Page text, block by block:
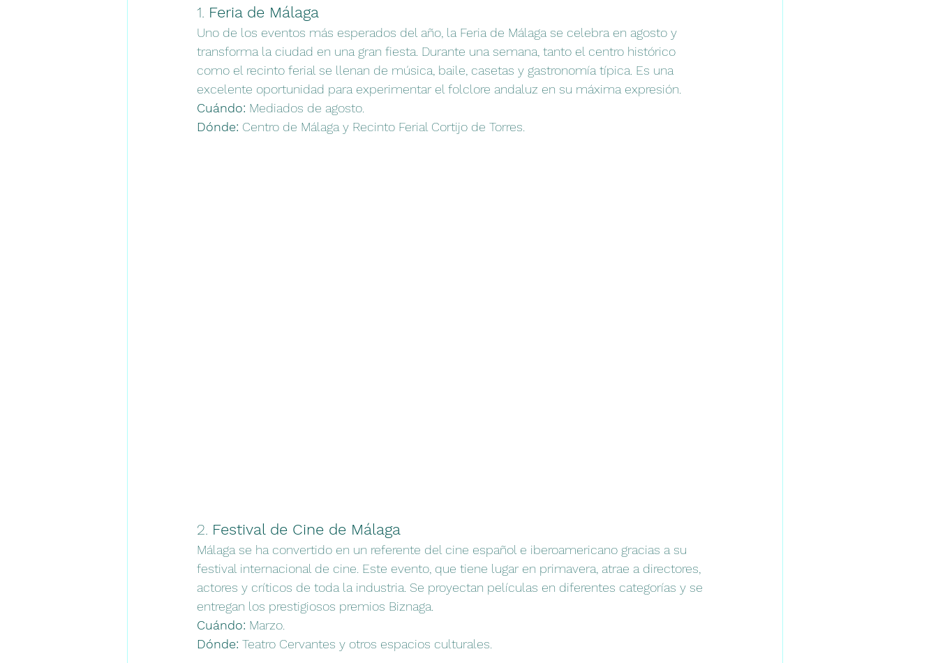
1. Feria de Málaga
Uno de los eventos más esperados del año, la Feria de Málaga se celebra en agosto y
transforma la ciudad en una gran fiesta. Durante una semana, tanto el centro histórico
como el recinto ferial se llenan de música, baile, casetas y gastronomía típica. Es una
excelente oportunidad para experimentar el folclore andaluz en su máxima expresión.
Cuándo: Mediados de agosto.
Dónde: Centro de Málaga y Recinto Ferial Cortijo de Torres.
2. Festival de Cine de Málaga
Málaga se ha convertido en un referente del cine español e iberoamericano gracias a su
festival internacional de cine. Este evento, que tiene lugar en primavera, atrae a directores,
actores y críticos de toda la industria. Se proyectan películas en diferentes categorías y se
entregan los prestigiosos premios Biznaga.
Cuándo: Marzo.
Dónde: Teatro Cervantes y otros espacios culturales.